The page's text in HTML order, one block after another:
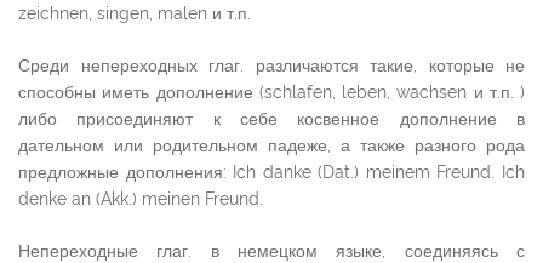
zeichnen, singen, malen и т.п.
Среди непереходных глаг. различаются такие, которые не
способны иметь дополнение (schlafen, leben, wachsen и т.п. )
либо присоединяют к себе косвенное дополнение в
дательном или родительном падеже, а также разного рода
предложные дополнения: Ich danke (Dat.) meinem Freund. Ich
denke an (Akk.) meinen Freund.
Непереходные глаг. в немецком языке, соединяясь с